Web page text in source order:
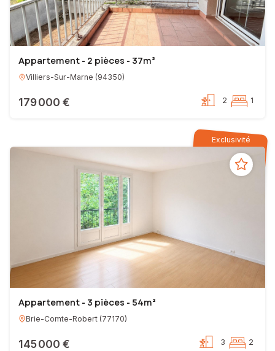
Appartement - 2 pièces - 37m²
Villiers-Sur-Marne (94350)
179 000 € 2 1
Exclusivité
Appartement - 3 pièces - 54m²
Brie-Comte-Robert (77170)
145 000 € 3 2